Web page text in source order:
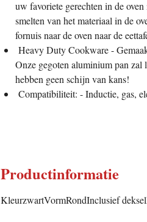
uw favoriete gerechten in de
smelten van het materiaal in de
fornuis naar de oven naar de
Heavy Duty Cookware -
Onze gegoten aluminium pan
hebben geen schijn van kans!
Compatibiliteit: - Inductie, gas,
Productinformatie
KleurzwartVormRondInclusief